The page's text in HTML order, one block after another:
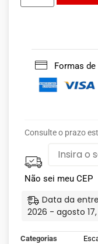
Formas
Consulte o prazo
Não sei meu CEP
Data da
2026 - agosto
Categorias